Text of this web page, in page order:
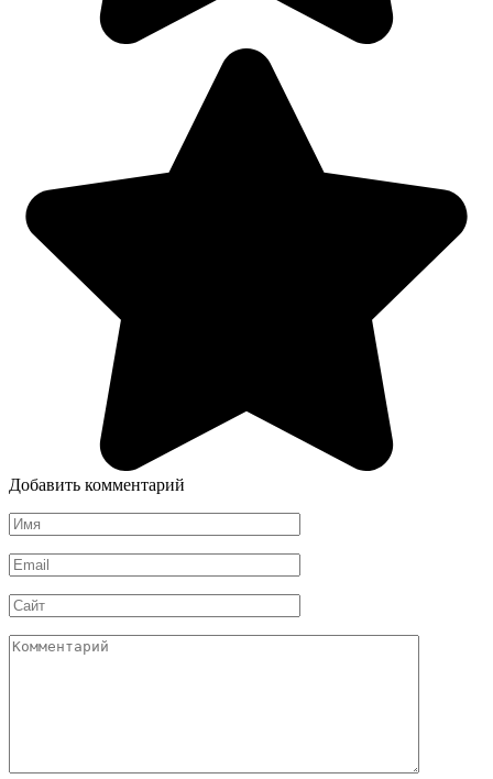
Добавить комментарий
Имя
*
Email
*
Сайт
Комментарий